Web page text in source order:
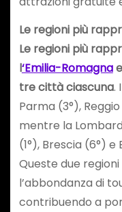
Le regioni più
Le regioni più
l‘Emilia-Romagna
tre città ciascuna.
Parma (3°),
mentre la
(1°), Brescia (6°)
Queste due
l’abbondanza di
contribuendo a